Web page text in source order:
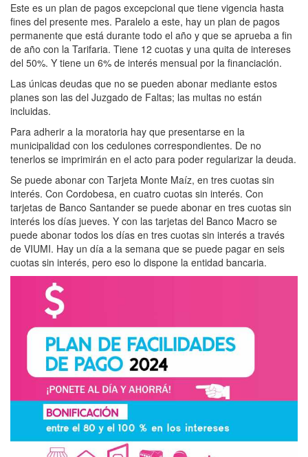
Este es un plan de pagos excepcional que tiene vigencia hasta
fines del presente mes. Paralelo a este, hay un plan de pagos
permanente que está durante todo el año y que se aprueba a fin
de año con la Tarifaria. Tiene 12 cuotas y una quita de intereses
del 50%. Y tiene un 6% de interés mensual por la financiación.
Las únicas deudas que no se pueden abonar mediante estos
planes son las del Juzgado de Faltas; las multas no están
incluidas.
Para adherir a la moratoria hay que presentarse en la
municipalidad con los cedulones correspondientes. De no
tenerlos se imprimirán en el acto para poder regularizar la deuda.
Se puede abonar con Tarjeta Monte Maíz, en tres cuotas sin
interés. Con Cordobesa, en cuatro cuotas sin interés. Con
tarjetas de Banco Santander se puede abonar en tres cuotas sin
interés los días jueves. Y con las tarjetas del Banco Macro se
puede abonar todos los días en tres cuotas sin interés a través
de VIUMI. Hay un día a la semana que se puede pagar en seis
cuotas sin interés, pero eso lo dispone la entidad bancaria.